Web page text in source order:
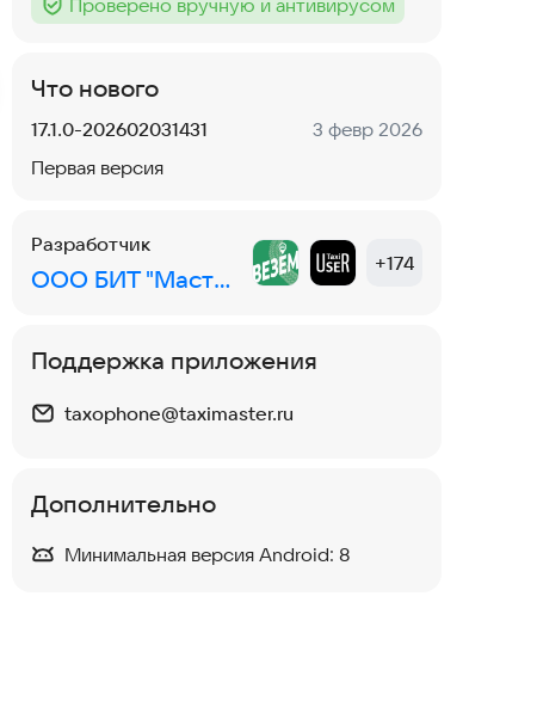
Тег :
Проверено вручную и антивирусом
Что нового
Версия:
17.1.0-202602031431 Дата:
3 февр 2026
Первая версия
Разработчик
ООО БИТ "Мастер"
+174
Поддержка приложения
taxophone@taximaster.ru
Дополнительно
Минимальная версия Android: 8